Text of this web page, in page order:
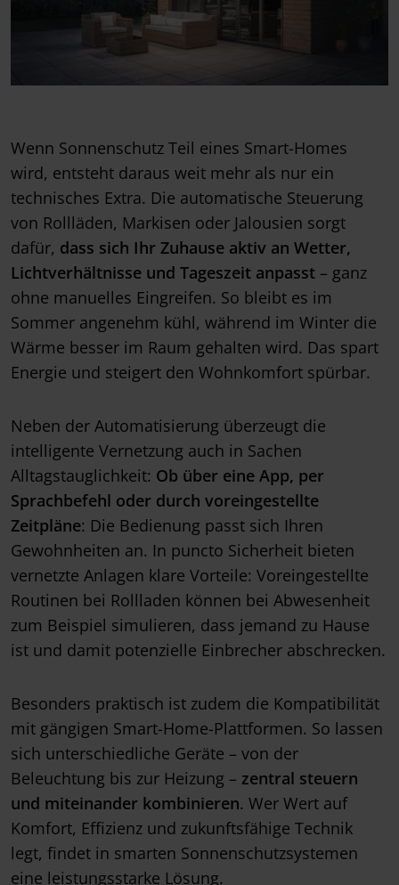
Wenn Sonnenschutz Teil eines Smart-Homes
wird, entsteht daraus weit mehr als nur ein
technisches Extra. Die automatische Steuerung
von Rollläden, Markisen oder Jalousien sorgt
dafür, dass sich Ihr Zuhause aktiv an Wetter,
Lichtverhältnisse und Tageszeit anpasst – ganz
ohne manuelles Eingreifen. So bleibt es im
Sommer angenehm kühl, während im Winter die
Wärme besser im Raum gehalten wird. Das spart
Energie und steigert den Wohnkomfort spürbar.
Neben der Automatisierung überzeugt die
intelligente Vernetzung auch in Sachen
Alltagstauglichkeit: Ob über eine App, per
Sprachbefehl oder durch voreingestellte
Zeitpläne: Die Bedienung passt sich Ihren
Gewohnheiten an. In puncto Sicherheit bieten
vernetzte Anlagen klare Vorteile: Voreingestellte
Routinen bei Rollladen können bei Abwesenheit
zum Beispiel simulieren, dass jemand zu Hause
ist und damit potenzielle Einbrecher abschrecken.
Besonders praktisch ist zudem die Kompatibilität
mit gängigen Smart-Home-Plattformen. So lassen
sich unterschiedliche Geräte – von der
Beleuchtung bis zur Heizung – zentral steuern
und miteinander kombinieren. Wer Wert auf
Komfort, Effizienz und zukunftsfähige Technik
legt, findet in smarten Sonnenschutzsystemen
eine leistungsstarke Lösung.